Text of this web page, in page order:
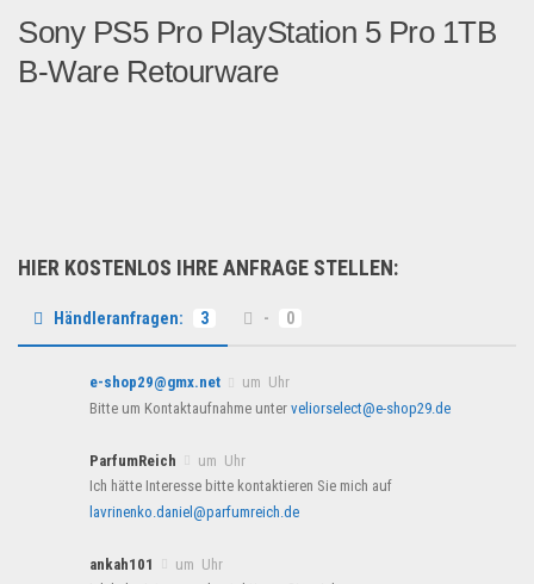
Sony PS5 Pro PlayStation 5 Pro 1TB
B-Ware Retourware
HIER KOSTENLOS IHRE ANFRAGE STELLEN:
Händleranfragen: 3 - 0
e-shop29@gmx.net
um Uhr
Bitte um Kontaktaufnahme unter veliorselect@e-shop29.de
ParfumReich
um Uhr
Ich hätte Interesse bitte kontaktieren Sie mich auf
lavrinenko.daniel@parfumreich.de
ankah101
um Uhr